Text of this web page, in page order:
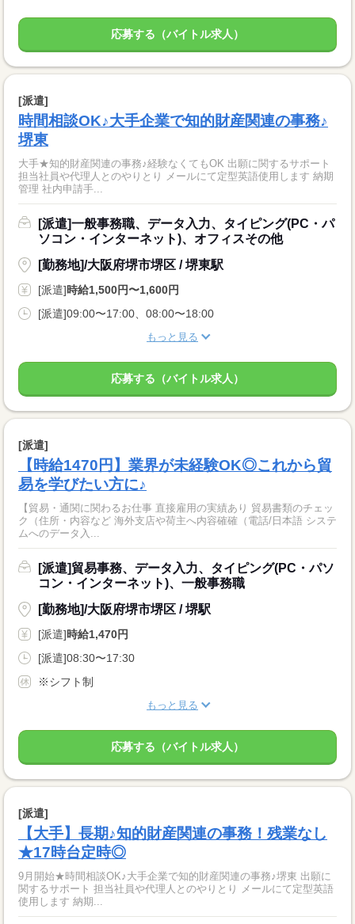
応募する（バイトル求人）
[派遣]
時間相談OK♪大手企業で知的財産関連の事務♪
堺東
大手★知的財産関連の事務♪経験なくてもOK 出願に関するサポート
担当社員や代理人とのやりとり メールにて定型英語使用します 納期
管理 社内申請手...
[派遣]一般事務職、データ入力、タイピング(PC・パ
ソコン・インターネット)、オフィスその他
[勤務地]/大阪府堺市堺区 / 堺東駅
[派遣]時給1,500円〜1,600円
[派遣]09:00〜17:00、08:00〜18:00
もっと見る
応募する（バイトル求人）
[派遣]
【時給1470円】業界が未経験OK◎これから貿
易を学びたい方に♪
【貿易・通関に関わるお仕事 直接雇用の実績あり 貿易書類のチェッ
ク（住所・内容など 海外支店や荷主へ内容確確（電話/日本語 システ
ムへのデータ入...
[派遣]貿易事務、データ入力、タイピング(PC・パソ
コン・インターネット)、一般事務職
[勤務地]/大阪府堺市堺区 / 堺駅
[派遣]時給1,470円
[派遣]08:30〜17:30
※シフト制
もっと見る
応募する（バイトル求人）
[派遣]
【大手】長期♪知的財産関連の事務！残業なし
★17時台定時◎
9月開始★時間相談OK♪大手企業で知的財産関連の事務♪堺東 出願に
関するサポート 担当社員や代理人とのやりとり メールにて定型英語
使用します 納期...